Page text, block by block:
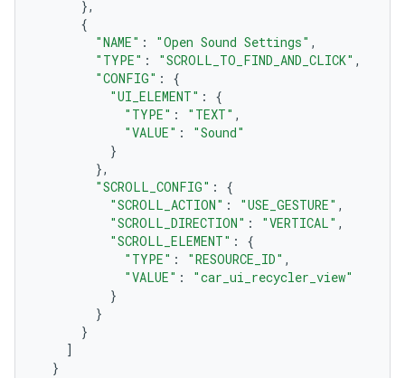
},
{
"NAME" : "Open Sound Settings" ,
"TYPE" : "SCROLL_TO_FIND_AND_CLICK" ,
"CONFIG" :
{
"UI_ELEMENT" :
{
"TYPE" : "TEXT" ,
"VALUE" :
"Sound"
}
},
"SCROLL_CONFIG" :
{
"SCROLL_ACTION" : "USE_GESTURE" ,
"SCROLL_DIRECTION" : "VERTICAL" ,
"SCROLL_ELEMENT" :
{
"TYPE" : "RESOURCE_ID" ,
"VALUE" :
"car_ui_recycler_view"
}
}
}
]
}